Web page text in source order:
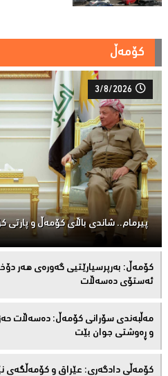
کۆمەڵ
3/8/2026
پیرمام.. شاندی باڵای كۆمه‌ڵ و پارتی
كۆمەڵ: بەرپرسیارێتیی گەورەی هەر
ئەستۆی دەسەڵات
مەڵبەندى سۆرانى کۆمەڵ: دەسەڵات
و ڕەوشتى جوان بێت
کۆمەڵى دادگەرى: عێراق و كۆمەڵگەی